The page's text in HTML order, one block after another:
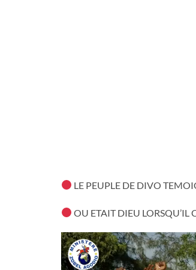
LE PEUPLE DE DIVO
OU ETAIT DIEU LORSQU’IL